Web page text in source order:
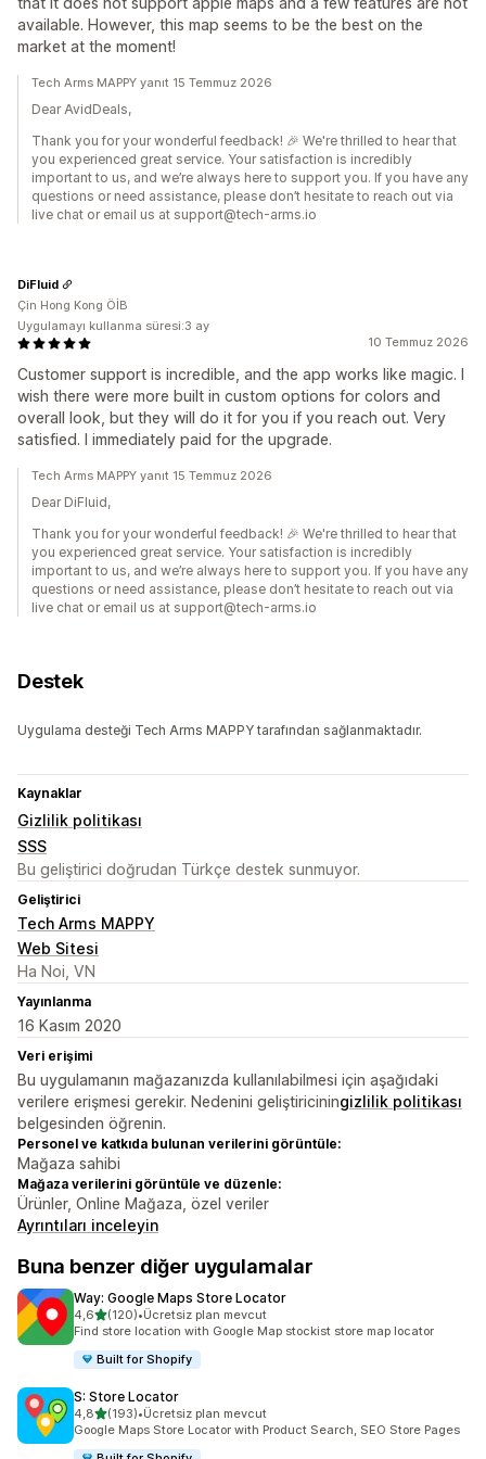
available. However, this map seems to be the best on the
market at the moment!
Tech Arms MAPPY yanıt 15 Temmuz 2026
Dear AvidDeals,
Thank you for your wonderful feedback! 🎉 We're thrilled to hear that
you experienced great service. Your satisfaction is incredibly
important to us, and we’re always here to support you. If you have any
questions or need assistance, please don’t hesitate to reach out via
live chat or email us at support@tech-arms.io
10 Temmuz 2026
Customer support is incredible, and the app works like magic. I
wish there were more built in custom options for colors and
overall look, but they will do it for you if you reach out. Very
satisfied. I immediately paid for the upgrade.
DiFluid
Çin Hong Kong ÖİB
Uygulamayı kullanma süresi:3 ay
Tech Arms MAPPY yanıt 15 Temmuz 2026
Dear DiFluid,
Thank you for your wonderful feedback! 🎉 We're thrilled to hear that
you experienced great service. Your satisfaction is incredibly
important to us, and we’re always here to support you. If you have any
questions or need assistance, please don’t hesitate to reach out via
live chat or email us at support@tech-arms.io
Destek
Uygulama desteği Tech Arms MAPPY tarafından sağlanmaktadır.
Kaynaklar
Gizlilik politikası
SSS
Bu geliştirici doğrudan Türkçe destek sunmuyor.
Geliştirici
Tech Arms MAPPY
Web Sitesi
Ha Noi, VN
Yayınlanma
16 Kasım 2020
Veri erişimi
Bu uygulamanın mağazanızda kullanılabilmesi için aşağıdaki
verilere erişmesi gerekir. Nedenini geliştiriciningizlilik politikası
belgesinden öğrenin.
Personel ve katkıda bulunan verilerini görüntüle:
Mağaza sahibi
Mağaza verilerini görüntüle ve düzenle:
Ürünler, Online Mağaza, özel veriler
Ayrıntıları inceleyin
Buna benzer diğer uygulamalar
Way: Google Maps Store Locator
4,65 yıldız üzerinden
(120)
toplam 120 değerlendirme
•Ücretsiz plan mevcut
Find store location with Google Map stockist store map locator
Built for Shopify
S: Store Locator
4,85 yıldız üzerinden
(193)
toplam 193 değerlendirme
•Ücretsiz plan mevcut
Google Maps Store Locator with Product Search, SEO Store Pages